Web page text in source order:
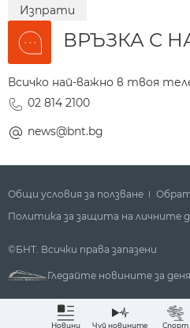
Изпрати
ВРЪЗКА С
Всичко най-важно в твоя
02 814 2100
news@bnt.bg
Новини Чуй новините Спорт
Общи условия за ползване
Политика за защита на личните
©БНТ. Всички права запазени
Гледайте новините за